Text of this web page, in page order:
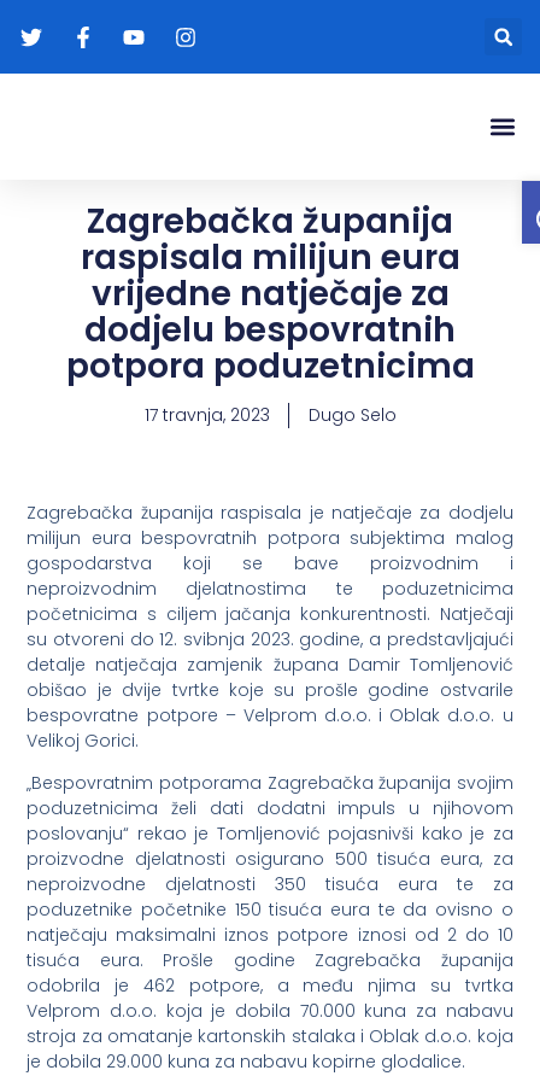
Zagrebačka županija
raspisala milijun eura
vrijedne natječaje za
dodjelu bespovratnih
potpora poduzetnicima
17 travnja, 2023 Dugo Selo
Zagrebačka županija raspisala je natječaje za dodjelu
milijun eura bespovratnih potpora subjektima malog
gospodarstva koji se bave proizvodnim i
neproizvodnim djelatnostima te poduzetnicima
početnicima s ciljem jačanja konkurentnosti. Natječaji
su otvoreni do 12. svibnja 2023. godine, a predstavljajući
detalje natječaja zamjenik župana Damir Tomljenović
obišao je dvije tvrtke koje su prošle godine ostvarile
bespovratne potpore – Velprom d.o.o. i Oblak d.o.o. u
Velikoj Gorici.
„Bespovratnim potporama Zagrebačka županija svojim
poduzetnicima želi dati dodatni impuls u njihovom
poslovanju“ rekao je Tomljenović pojasnivši kako je za
proizvodne djelatnosti osigurano 500 tisuća eura, za
neproizvodne djelatnosti 350 tisuća eura te za
poduzetnike početnike 150 tisuća eura te da ovisno o
natječaju maksimalni iznos potpore iznosi od 2 do 10
tisuća eura. Prošle godine Zagrebačka županija
odobrila je 462 potpore, a među njima su tvrtka
Velprom d.o.o. koja je dobila 70.000 kuna za nabavu
stroja za omatanje kartonskih stalaka i Oblak d.o.o. koja
je dobila 29.000 kuna za nabavu kopirne glodalice.